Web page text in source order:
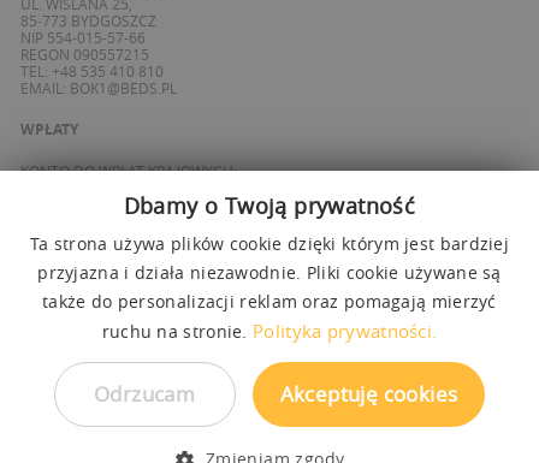
85-773 BYDGOSZCZ
NIP 554-015-57-66
REGON 090557215
TEL: +48 535 410 810
EMAIL: BOK1@BEDS.PL
WPŁATY
KONTO DO WPŁAT KRAJOWYCH:
69 1050 1139 1000 0090 8355 0765
KONTO DO WPŁAT SPOZA POLSKI / FOREIGN PAYMENTS:
BANK ING
PL 27 1050 1139 1000 0090 8358 3337
SWIFT: INGBPLPW
OBSŁUGUJEMY PŁATNOŚCI
Dbamy o Twoją prywatność
Ta strona używa plików cookie dzięki którym jest bardziej
przyjazna i działa niezawodnie. Pliki cookie używane są
także do personalizacji reklam oraz pomagają mierzyć
ruchu na stronie. Polityka prywatności.
Akceptuję cookies
Odrzucam